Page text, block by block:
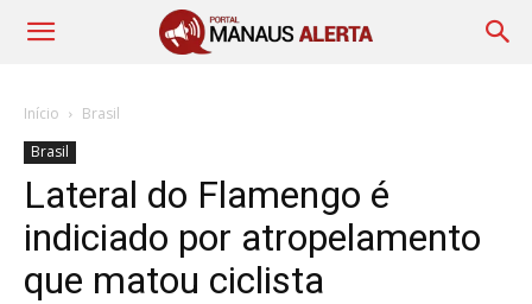
Início
Brasil
Brasil
Lateral do Flamengo é
indiciado por atropelamento
que matou ciclista